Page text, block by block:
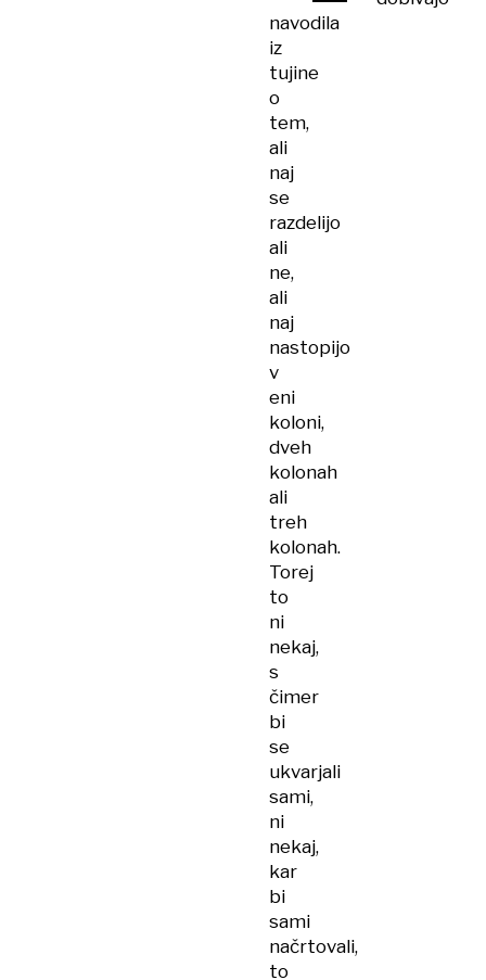
navodila
iz
tujine
o
tem,
ali
naj
se
razdelijo
ali
ne,
ali
naj
nastopijo
v
eni
koloni,
dveh
kolonah
ali
treh
kolonah.
Torej
to
ni
nekaj,
s
čimer
bi
se
ukvarjali
sami,
ni
nekaj,
kar
bi
sami
načrtovali,
to